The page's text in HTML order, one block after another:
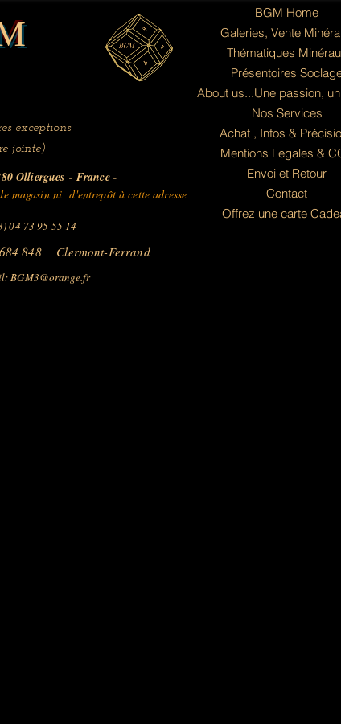
exceptions
jointe)
04 73 95 55 14
Olliergues - France -
magasin ni d'entrepôt à cette adresse
BGM Home
Galeries, Vente
Thématiques
Présentoires
About us...Une passion,
Nos Services
Achat , Infos &
Mentions Legales &
Envoi et Retour
Contact
Offrez une carte
848 Clermont-Ferrand
BGM3@orange.fr